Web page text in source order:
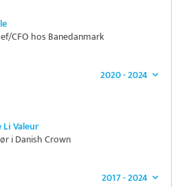
CFO hos Banedanmark
2020 - 2024
Li Valeur
i Danish Crown
2017 - 2024